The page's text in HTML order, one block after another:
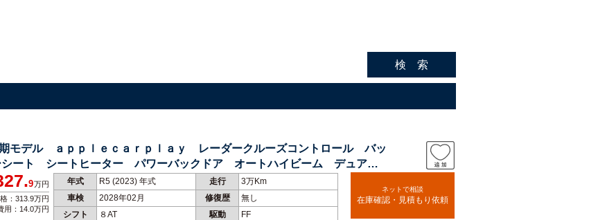
検 索
モデル ａｐｐｌｅｃａｒｐｌａｙ レーダークルーズコントロール バッ
ート シートヒーター パワーバックドア オートハイビーム デュアル
年式 R5 (2023) 年式 走行
3万Km
車検
2028年02月 修復歴
無し
シフト
８AT 駆動
FF
9万円
：313.9万円
用：14.0万円
ネットで相談
在庫確認・見積もり依頼